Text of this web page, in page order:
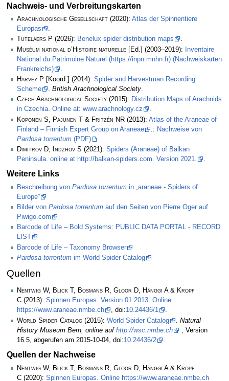
Nachweis- und Verbreitungskarten
Arachnologische Gesellschaft (2020): Atlas der Spinnentiere
Europas
.
Tutelaers P (2026): Benelux spider distribution maps
.
Muséum national d’Histoire naturelle [Ed.] (2003–2019):
Inventaire
National du Patrimoine Naturel (https://inpn.mnhn.fr) (Nachweiskarten
Frankreichs)
Harvey P [Koord.] (2014): Spider and Harvestman Recording
Scheme
. British Arachnological Society.
Czech Arachnological Society (2015): Distribution Maps of Arachnids
in Czechia. Online at: www.arachnology.cz
.
Koponen S, Pajunen T & Fritzén NR (2013): Atlas of the Araneae of
Finland – Finnish Expert Group on Araneae
.: Nachweise von
Pardosa torrentum (PDF)
Dimitrov D, Indzhov S (2021): Spiders (Araneae) of Balkan
Peninsula. online at http://balkan-spiders.com. Version 2021.
Weitere Links
Beschreibung von Pardosa torrentum in „araneae - Spiders of
Europe”
Bilder von Pardosa torrentum auf den Seiten von Pierre Oger auf
Piwigo.com
Barcode of Life – Bold Systems: PUBLIC DATA PORTAL - RECORD
LIST
Barcode of Life – Taxonomy Browser
Pardosa torrentum im World Spider Catalog
Quellen
Nentwig W, Blick T, Bosmans R, Gloor D, Hänggi A & Kropf
C (2013): Spinnen Europas. Version 01.2013. Online
https://www.araneae.nmbe.ch
, doi:10.24436/1
.
World Spider Catalog (2015): World Spider Catalog
Natural
History Museum Bern, online auf http://wsc.nmbe.ch
, Version
16.5, abgerufen am 2015-10-04, doi:10.24436/2
Quellen der Nachweise
Nentwig W, Blick T, Bosmans R, Gloor D, Hänggi A & Kropf
C (2020): Spinnen Europas. Online https://www.araneae.nmbe.ch